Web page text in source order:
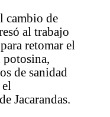
cambio de
al trabajo
retomar el
de sanidad
Jacarandas.